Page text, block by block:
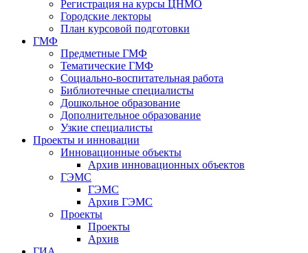
Регистрация на курсы ЦНМО
Городские лекторы
План курсовой подготовки
ГМФ
Предметные ГМФ
Тематические ГМФ
Социально-воспитательная работа
Библиотечные специалисты
Дошкольное образование
Дополнительное образование
Узкие специалисты
Проекты и инновации
Инновационные объекты
Архив инновационных объектов
ГЭМС
ГЭМС
Архив ГЭМС
Проекты
Проекты
Архив